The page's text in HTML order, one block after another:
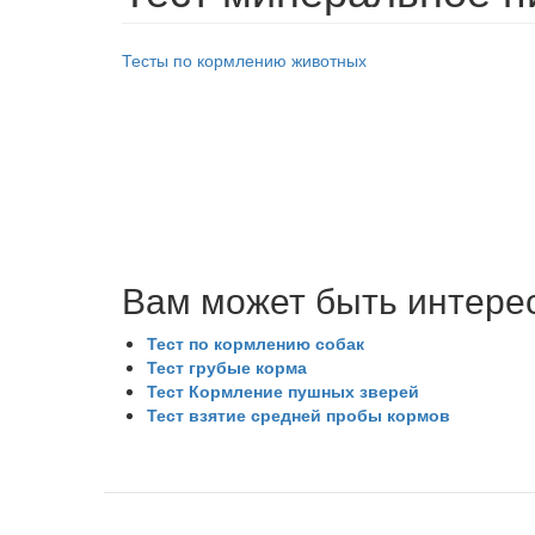
Тесты по кормлению животных
Вам может быть
Тест по кормлению собак
Тест грубые корма
Тест Кормление пушных зверей
Тест взятие средней пробы кормов